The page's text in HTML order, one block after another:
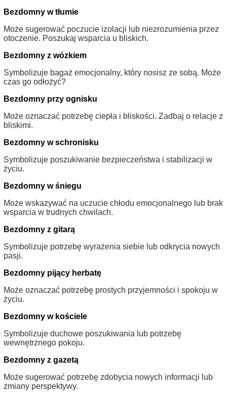
Bezdomny w tłumie
Może sugerować poczucie izolacji lub niezrozumienia przez
otoczenie. Poszukaj wsparcia u bliskich.
Bezdomny z wózkiem
Symbolizuje bagaż emocjonalny, który nosisz ze sobą. Może
czas go odłożyć?
Bezdomny przy ognisku
Może oznaczać potrzebę ciepła i bliskości. Zadbaj o relacje z
bliskimi.
Bezdomny w schronisku
Symbolizuje poszukiwanie bezpieczeństwa i stabilizacji w
życiu.
Bezdomny w śniegu
Może wskazywać na uczucie chłodu emocjonalnego lub brak
wsparcia w trudnych chwilach.
Bezdomny z gitarą
Symbolizuje potrzebę wyrażenia siebie lub odkrycia nowych
pasji.
Bezdomny pijący herbatę
Może oznaczać potrzebę prostych przyjemności i spokoju w
życiu.
Bezdomny w kościele
Symbolizuje duchowe poszukiwania lub potrzebę
wewnętrznego pokoju.
Bezdomny z gazetą
Może sugerować potrzebę zdobycia nowych informacji lub
zmiany perspektywy.